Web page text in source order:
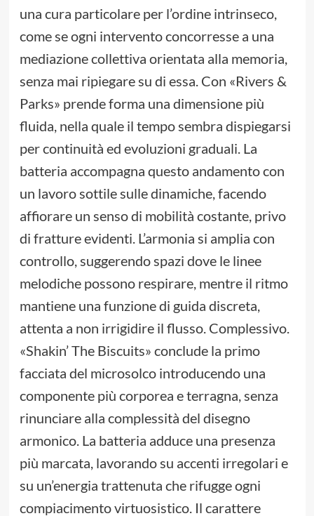
una cura particolare per l’ordine intrinseco,
come se ogni intervento concorresse a una
mediazione collettiva orientata alla memoria,
senza mai ripiegare su di essa. Con «Rivers &
Parks» prende forma una dimensione più
fluida, nella quale il tempo sembra dispiegarsi
per continuità ed evoluzioni graduali. La
batteria accompagna questo andamento con
un lavoro sottile sulle dinamiche, facendo
affiorare un senso di mobilità costante, privo
di fratture evidenti. L’armonia si amplia con
controllo, suggerendo spazi dove le linee
melodiche possono respirare, mentre il ritmo
mantiene una funzione di guida discreta,
attenta a non irrigidire il flusso. Complessivo.
«Shakin’ The Biscuits» conclude la primo
facciata del microsolco introducendo una
componente più corporea e terragna, senza
rinunciare alla complessità del disegno
armonico. La batteria adduce una presenza
più marcata, lavorando su accenti irregolari e
su un’energia trattenuta che rifugge ogni
compiacimento virtuosistico. Il carattere